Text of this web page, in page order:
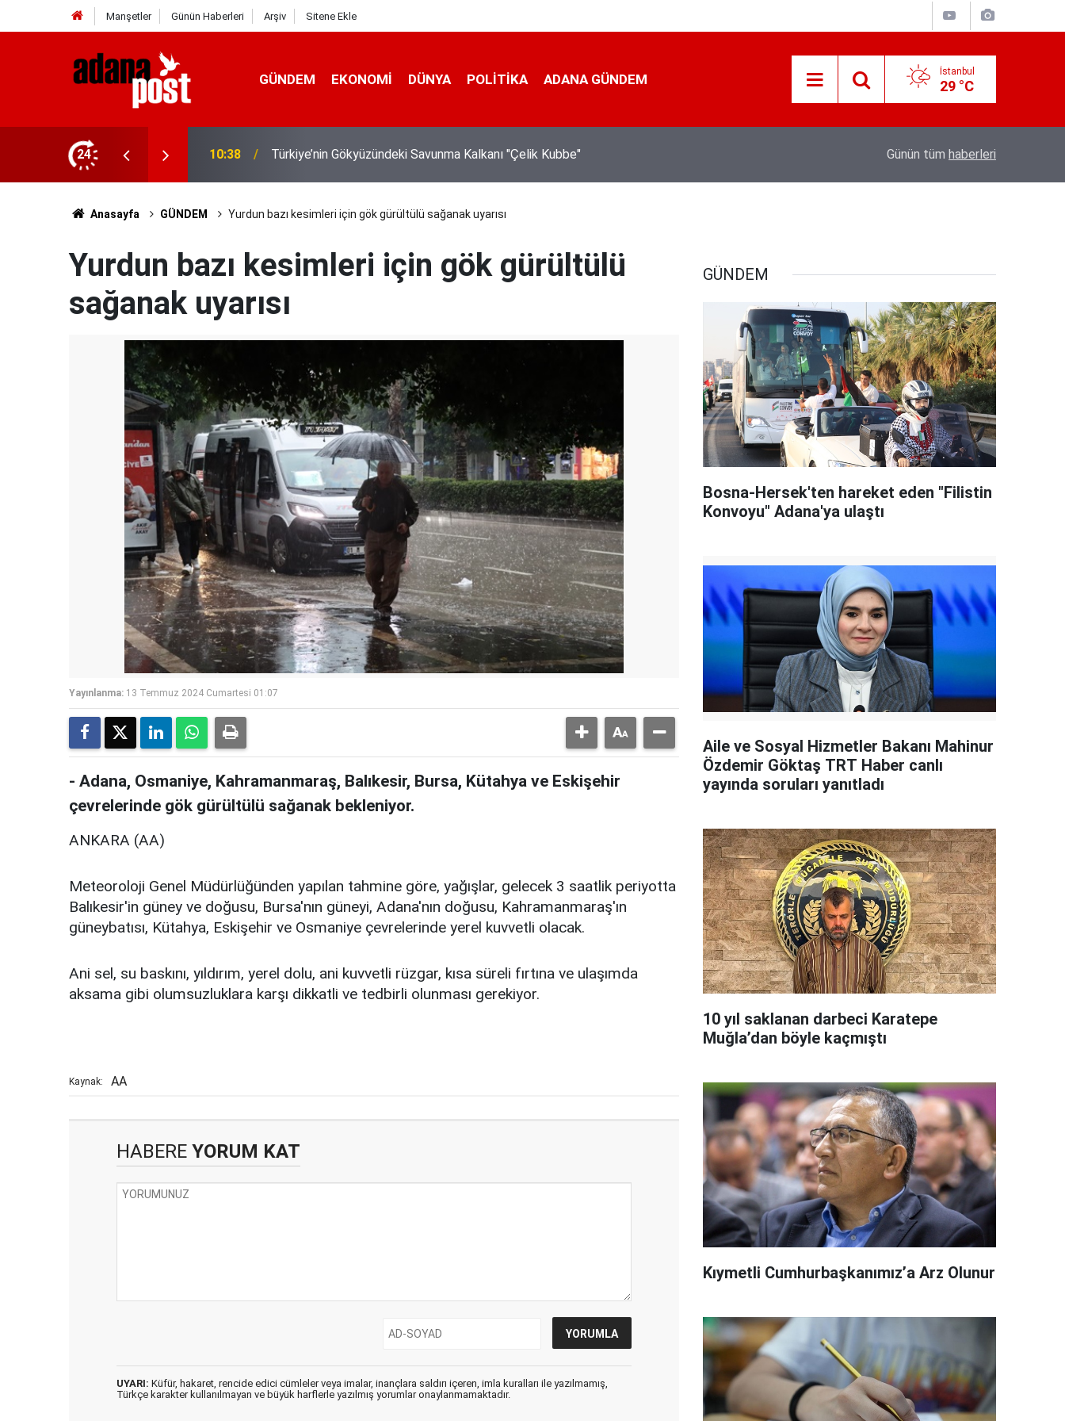
Manşetler Günün Haberleri Arşiv Sitene Ekle
GÜNDEM EKONOMI DÜNYA POLİTİKA ADANA GÜNDEM İstanbul
29 °C
24 08:11
daha tescillenmiştir"
Tarsus'ta üzüm üreticileri fiyat farkına tepki
Günün tüm haberleri
Anasayfa GÜNDEM Yurdun bazı kesimleri için gök gürültülü sağanak uyarısı
Yurdun bazı kesimleri için gök gürültülü
sağanak uyarısı
Yayınlanma: 13 Temmuz 2024 Cumartesi 01:07
- Adana, Osmaniye, Kahramanmaraş, Balıkesir, Bursa, Kütahya ve Eskişehir
çevrelerinde gök gürültülü sağanak bekleniyor.
ANKARA (AA)
Meteoroloji Genel Müdürlüğünden yapılan tahmine göre, yağışlar, gelecek 3 saatlik periyotta
Balıkesir'in güney ve doğusu, Bursa'nın güneyi, Adana'nın doğusu, Kahramanmaraş'ın
güneybatısı, Kütahya, Eskişehir ve Osmaniye çevrelerinde yerel kuvvetli olacak.
Ani sel, su baskını, yıldırım, yerel dolu, ani kuvvetli rüzgar, kısa süreli fırtına ve ulaşımda
aksama gibi olumsuzluklara karşı dikkatli ve tedbirli olunması gerekiyor.
Kaynak: AA
HABERE YORUM KAT
UYARI: Küfür, hakaret, rencide edici cümleler veya imalar, inançlara saldırı içeren, imla kuralları ile yazılmamış,
Türkçe karakter kullanılmayan ve büyük harflerle yazılmış yorumlar onaylanmamaktadır.
GÜNDEM
Bosna-Hersek'ten hareket eden "Filistin
Konvoyu" Adana'ya ulaştı
Aile ve Sosyal Hizmetler Bakanı Mahinur
Özdemir Göktaş TRT Haber canlı
yayında soruları yanıtladı
10 yıl saklanan darbeci Karatepe
Muğla’dan böyle kaçmıştı
Kıymetli Cumhurbaşkanımız’a Arz Olunur